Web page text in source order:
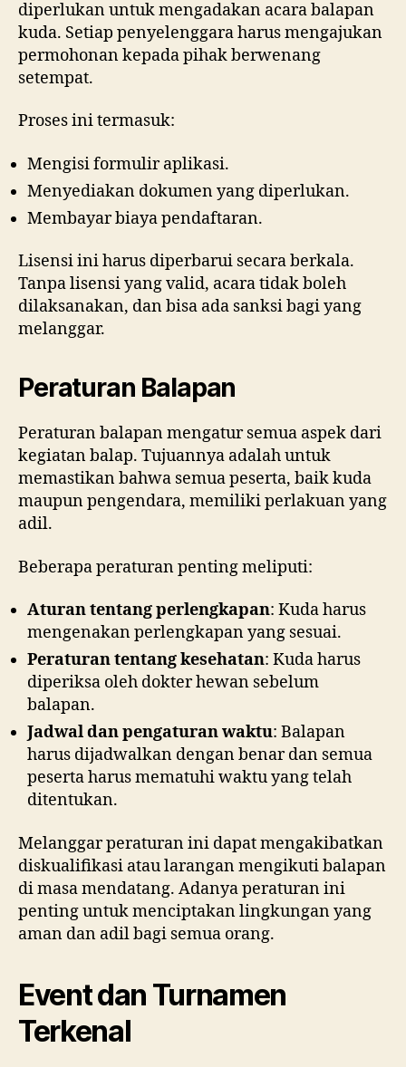
diperlukan untuk mengadakan acara balapan
kuda. Setiap penyelenggara harus mengajukan
permohonan kepada pihak berwenang
setempat.
Proses ini termasuk:
Mengisi formulir aplikasi.
Menyediakan dokumen yang diperlukan.
Membayar biaya pendaftaran.
Lisensi ini harus diperbarui secara berkala.
Tanpa lisensi yang valid, acara tidak boleh
dilaksanakan, dan bisa ada sanksi bagi yang
melanggar.
Peraturan Balapan
Peraturan balapan mengatur semua aspek dari
kegiatan balap. Tujuannya adalah untuk
memastikan bahwa semua peserta, baik kuda
maupun pengendara, memiliki perlakuan yang
adil.
Beberapa peraturan penting meliputi:
Aturan tentang perlengkapan: Kuda harus
mengenakan perlengkapan yang sesuai.
Peraturan tentang kesehatan: Kuda harus
diperiksa oleh dokter hewan sebelum
balapan.
Jadwal dan pengaturan waktu: Balapan
harus dijadwalkan dengan benar dan semua
peserta harus mematuhi waktu yang telah
ditentukan.
Melanggar peraturan ini dapat mengakibatkan
diskualifikasi atau larangan mengikuti balapan
di masa mendatang. Adanya peraturan ini
penting untuk menciptakan lingkungan yang
aman dan adil bagi semua orang.
Event dan Turnamen
Terkenal